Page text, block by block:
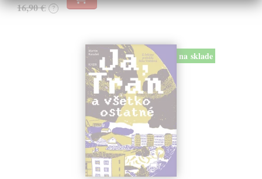
16,90 € ?
na sklade